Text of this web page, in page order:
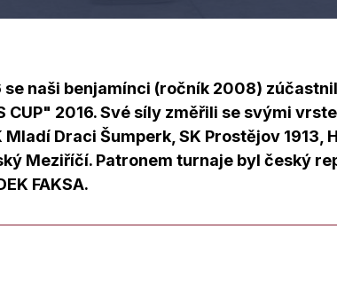
se naši benjamínci (ročník 2008)
CUP" 2016. Své síly změřili se svými
Mladí Draci Šumperk, SK Prostějov 1913,
Meziříčí. Patronem turnaje byl český
FAKSA.